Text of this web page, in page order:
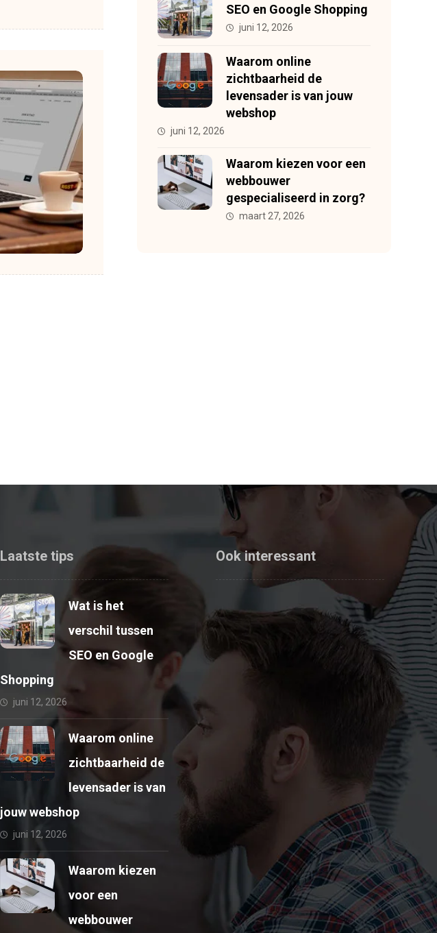
SEO en Google Shopping
juni 12, 2026
Waarom online
zichtbaarheid de
levensader is van jouw
webshop
juni 12, 2026
Waarom kiezen voor een
webbouwer
gespecialiseerd in zorg?
maart 27, 2026
Laatste tips
Wat is het
verschil tussen
SEO en Google
Shopping
juni 12, 2026
Waarom online
zichtbaarheid de
levensader is van
jouw webshop
juni 12, 2026
Waarom kiezen
voor een
webbouwer
Ook interessant